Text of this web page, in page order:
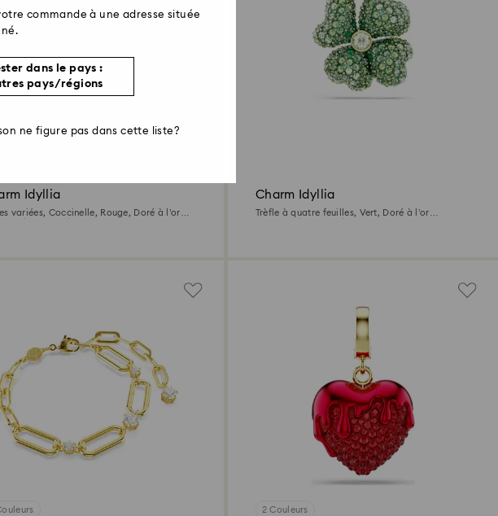
Idyllia
variées, Coccinelle, Rouge, Doré à l’or
Charm Idyllia
Trèfle à quatre feuilles, Vert, Doré à l’or
2 Couleurs
commande à une adresse située
dans le pays :
pays/régions
ne figure pas dans cette liste?